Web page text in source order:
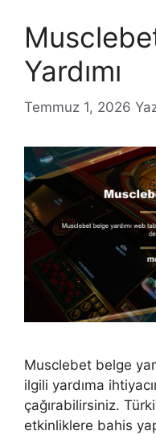
Yardımı
Temmuz 1, 2026
Musclebet belge
ilgili yardıma
çağırabilirsiniz.
etkinliklere bahis